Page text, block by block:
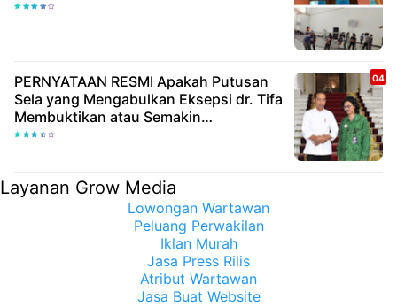
PERNYATAAN RESMI Apakah Putusan
Sela yang Mengabulkan Eksepsi dr. Tifa
Membuktikan atau Semakin
Meyakinkan Publik Bahwa Ijazah
Layanan Grow Media
Lowongan Wartawan
Peluang Perwakilan
Iklan Murah
Jasa Press Rilis
Atribut Wartawan
Jasa Buat Website